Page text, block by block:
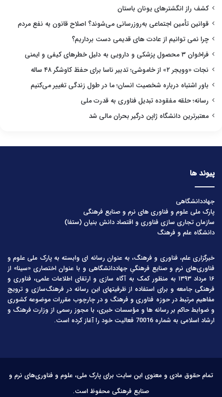
کشف راز انگشترهای یونان باستان
قوانین تأمین اجتماعی به‌روزرسانی می‌شوند؟ اصلاح قانون به نفع مردم
چرا نمی توانیم از عادت های قدیمی دست برداریم؟
فراخوان ۳ محصول پزشکی و دارویی به دلیل خطرهای کیفی و ایمنی
نجات «وویجر ۲» از خاموشی؛ تدبیر ناسا برای حفظ کاوشگر ۴۸ ساله
باور اشتباه درباره شخصیت انسان؛ ما در طول زندگی تغییر می‌کنیم
رسانه؛ حلقه مفقوده تبدیل فناوری به قدرت ملی
معتبرترین دانشگاه ژاپن درگیر بحران مالی شد
پیوند ها
جهاددانشگاهی
پارک ملی علوم و فناوری های نرم و صنایع فرهنگی
سازمان تجاری سازی فناوری و اقتصاد دانش بنیان (ستفا)
دانشگاه علم و فرهنگ
خبرگزاری علم، فناوری و فرهنگ، به عنوان رسانه ای وابسته به پارک ملی علوم و
فناوری‌های نرم و صنایع فرهنگیِ جهاددانشگاهی و با عنوان اختصاری «سینا» از
۱۶ مرداد ۱۳۹۳ به منظور کمک به آگاه سازی و ارتقای اطلاعات علمی، فناوری و
فرهنگی جامعه و برای استفاده از ظرفیتهای این رسانه در فرهنگ‌سازی و ترویج
مفاهیم مرتبط در حوزه فناوری و فرهنگ و در چارچوب مقررات موضوعه کشوری
و ضوابط حاکم بر رسانه ها و مؤسسات خبری، با مجوز رسمی از وزارت فرهنگ و
ارشاد اسلامی به شماره 70016 فعالیت خود را آغاز کرده است.
تمام حقوق مادی و معنوی این سایت برای پارک ملی، علوم و فناوری‌های نرم و
صنایع فرهنگی محفوظ است.